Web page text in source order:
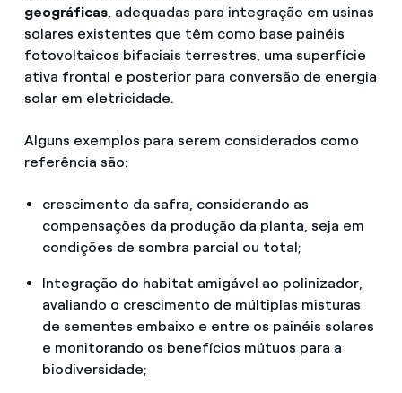
geográficas , adequadas para integração em usinas
solares existentes que têm como base painéis
fotovoltaicos bifaciais terrestres, uma superfície
ativa frontal e posterior para conversão de energia
solar em eletricidade.
Alguns exemplos para serem considerados como
referência são:
crescimento da safra, considerando as
compensações da produção da planta, seja em
condições de sombra parcial ou total;
Integração do habitat amigável ao polinizador,
avaliando o crescimento de múltiplas misturas
de sementes embaixo e entre os painéis solares
e monitorando os benefícios mútuos para a
biodiversidade;